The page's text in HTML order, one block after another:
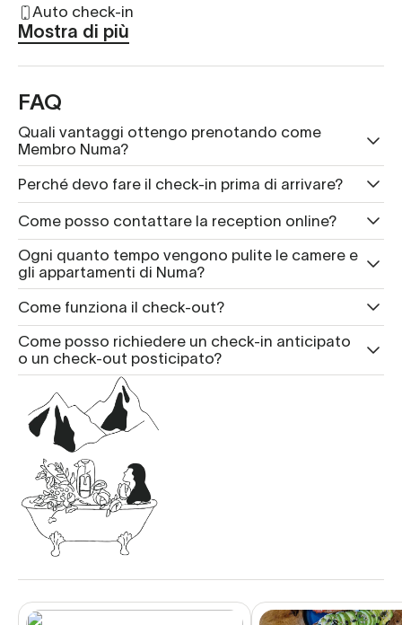
Auto check-in
Mostra di più
FAQ
Quali vantaggi ottengo prenotando come
Membro Numa?
Perché devo fare il check-in prima di arrivare?
Come posso contattare la reception online?
Ogni quanto tempo vengono pulite le camere e
gli appartamenti di Numa?
Come funziona il check-out?
Come posso richiedere un check-in anticipato
o un check-out posticipato?